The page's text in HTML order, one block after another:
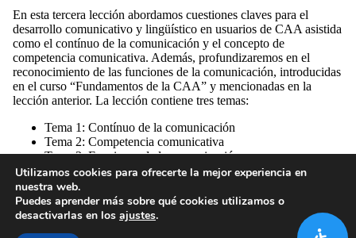
En esta tercera lección abordamos cuestiones claves para el
desarrollo comunicativo y lingüístico en usuarios de CAA asistida
como el contínuo de la comunicación y el concepto de
competencia comunicativa. Además, profundizaremos en el
reconocimiento de las funciones de la comunicación, introducidas
en el curso “Fundamentos de la CAA” y mencionadas en la
lección anterior. La lección contiene tres temas:
Tema 1: Contínuo de la comunicación
Tema 2: Competencia comunicativa
Tema 3: Funciones de la comunicación
Utilizamos cookies para ofrecerte la mejor experiencia en
nuestra web.
Puedes aprender más sobre qué cookies utilizamos o
desactivarlas en los ajustes.